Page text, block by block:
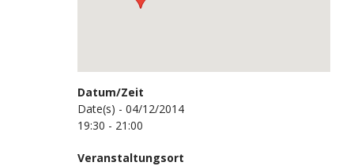
Datum/Zeit
Date(s) - 04/12/2014
19:30 - 21:00
Veranstaltungsort